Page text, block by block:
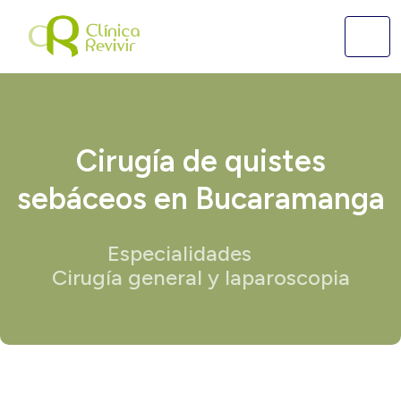
Cirugía de quistes
sebáceos en Bucaramanga
Especialidades
Cirugía general y laparoscopia